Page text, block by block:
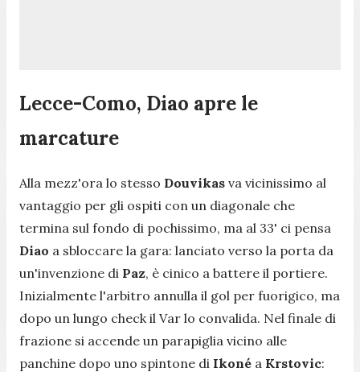
Lecce-Como, Diao apre le
marcature
Alla mezz'ora lo stesso Douvikas va vicinissimo al
vantaggio per gli ospiti con un diagonale che
termina sul fondo di pochissimo, ma al 33' ci pensa
Diao a sbloccare la gara: lanciato verso la porta da
un'invenzione di Paz, è cinico a battere il portiere.
Inizialmente l'arbitro annulla il gol per fuorigico, ma
dopo un lungo check il Var lo convalida. Nel finale di
frazione si accende un parapiglia vicino alle
panchine dopo uno spintone di Ikoné a Krstovic: